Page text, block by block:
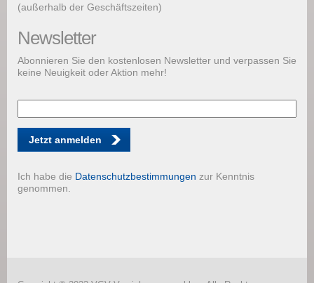
(außerhalb der Geschäftszeiten)
Newsletter
Abonnieren Sie den kostenlosen Newsletter und verpassen Sie
keine Neuigkeit oder Aktion mehr!
Jetzt anmelden
Ich habe die Datenschutzbestimmungen zur Kenntnis
genommen.